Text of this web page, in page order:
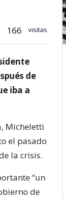
166 visitas
de
iba a
Micheletti
el pasado
la crisis.
“un
de